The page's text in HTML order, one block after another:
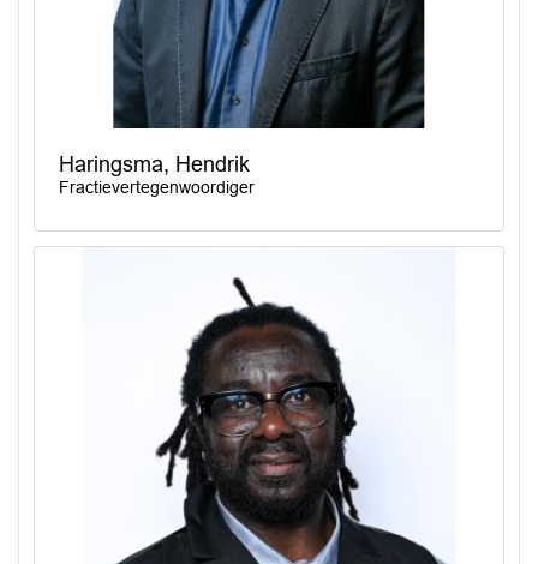
Haringsma, Hendrik
Fractievertegenwoordiger